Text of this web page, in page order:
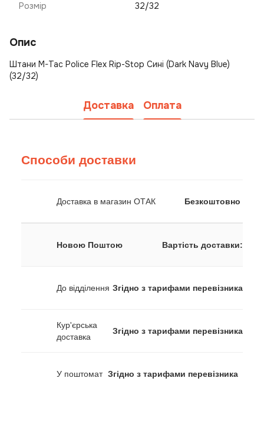
Розмір 32/32
Опис
Штани M-Tac Police Flex Rip-Stop Сині (Dark Navy Blue)
(32/32)
Доставка Оплата
Способи доставки
Доставка в магазин ОТАК Безкоштовно
Новою Поштою Вартість доставки:
До відділення Згідно з тарифами перевізника
Кур'єрська
доставка
Згідно з тарифами перевізника
У поштомат Згідно з тарифами перевізника